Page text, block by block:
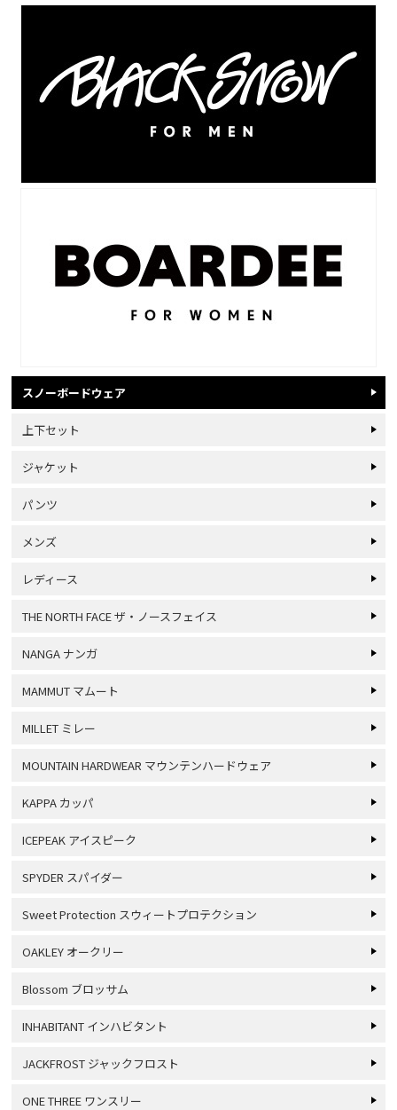
スノーボードウェア
上下セット
ジャケット
パンツ
メンズ
レディース
THE NORTH FACE ザ・ノースフェイス
NANGA ナンガ
MAMMUT マムート
MILLET ミレー
MOUNTAIN HARDWEAR マウンテンハードウェア
KAPPA カッパ
ICEPEAK アイスピーク
SPYDER スパイダー
Sweet Protection スウィートプロテクション
OAKLEY オークリー
Blossom ブロッサム
INHABITANT インハビタント
JACKFROST ジャックフロスト
ONE THREE ワンスリー